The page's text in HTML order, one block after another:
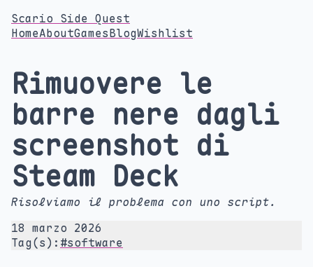
Scario Side Quest
HomeAboutGamesBlogWishlist
Rimuovere le
barre nere dagli
screenshot di
Steam Deck
Risolviamo il problema con uno script.
18 marzo 2026
Tag(s): #software